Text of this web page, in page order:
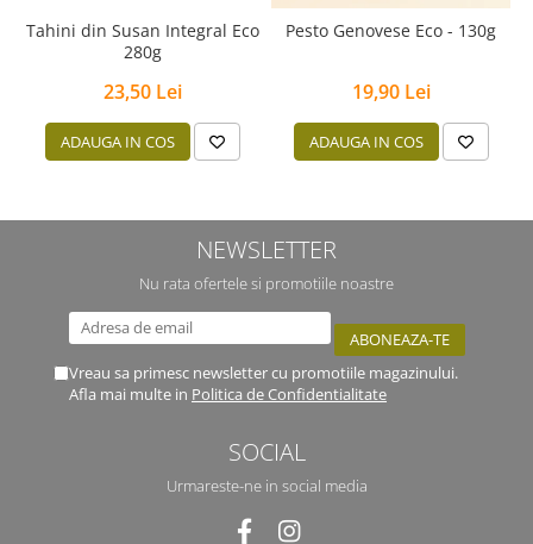
Tahini din Susan Integral Eco
280g
23,50 Lei
ADAUGA IN COS
Pesto Genovese Eco - 130g
19,90 Lei
ADAUGA IN COS
NEWSLETTER
Nu rata ofertele si promotiile noastre
Vreau sa primesc newsletter cu promotiile magazinului.
Afla mai multe in Politica de Confidentialitate
SOCIAL
Urmareste-ne in social media